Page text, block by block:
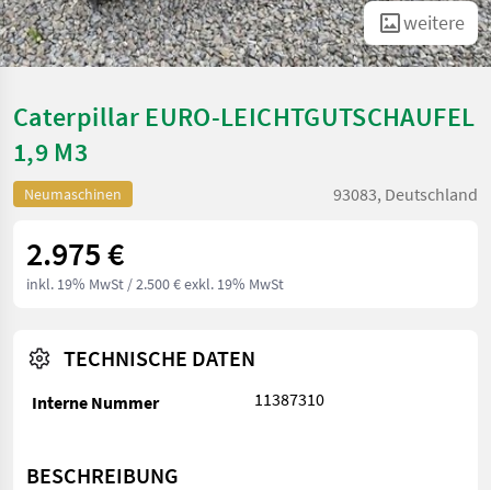
weitere
Caterpillar EURO-LEICHTGUTSCHAUFEL
1,9 M3
Neumaschinen 93083, Deutschland
2.975 €
inkl. 19% MwSt / 2.500 € exkl. 19% MwSt
TECHNISCHE DATEN
Interne Nummer 11387310
BESCHREIBUNG